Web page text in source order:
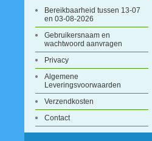
Bereikbaarheid tussen 13-07
en 03-08-2026
Gebruikersnaam en
wachtwoord aanvragen
Privacy
Algemene
Leveringsvoorwaarden
Verzendkosten
Contact